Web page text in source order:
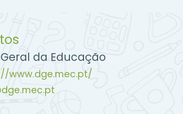
da Educação
www.dge.mec.pt/